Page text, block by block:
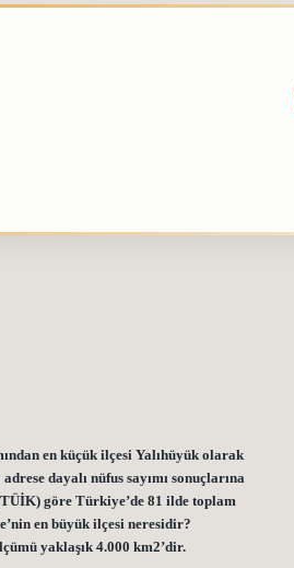
en küçük ilçesi Yalıhüyük olarak
dayalı nüfus sayımı sonuçlarına
göre Türkiye’de 81 ilde toplam
en büyük ilçesi neresidir?
yaklaşık 4.000 km2’dir.